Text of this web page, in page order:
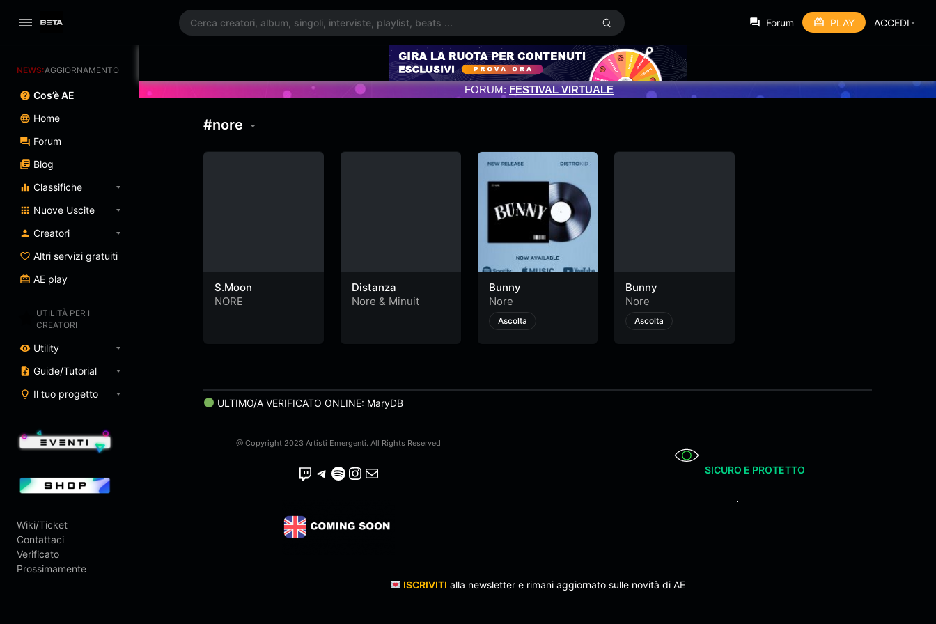
Forum PLAY ACCEDI
NEWS:AGGIORNAMENTO PROGRAMMATO 3/07/2025
Cos’è AE
Home
Forum
Blog
Classifiche
Nuove Uscite
Creatori
Altri servizi gratuiti
AE play
UTILITÀ PER I
CREATORI
Utility
Guide/Tutorial
Il tuo progetto
Wiki/Ticket
Contattaci
Verificato
Prossimamente
FORUM: FESTIVAL VIRTUALE
#nore
S.Moon
NORE
Distanza
Nore & Minuit
Bunny
Nore
Ascolta
Bunny
Nore
Ascolta
ULTIMO/A VERIFICATO ONLINE: MaryDB
@ Copyright 2023 Artisti Emergenti. All Rights Reserved
Twitch Telegram Spotify Instagram Email SICURO E PROTETTO
ISCRIVITI alla newsletter e rimani aggiornato sulle novità di AE